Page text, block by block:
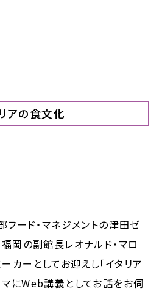
アの食文化
ード・マネジメントの津田ゼ
福岡の副館長レオナルド・マロ
カーとしてお迎えし「イタリア
にWeb講義としてお話をお伺